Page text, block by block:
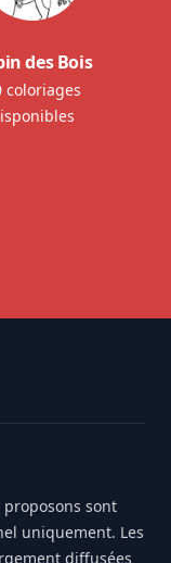
des Bois
coloriages
sont
uniquement. Les
diffusées